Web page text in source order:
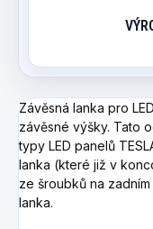
Závěsná lanka pro
závěsné výšky. Tato
typy LED panelů
lanka (které již v
ze šroubků na
lanka.